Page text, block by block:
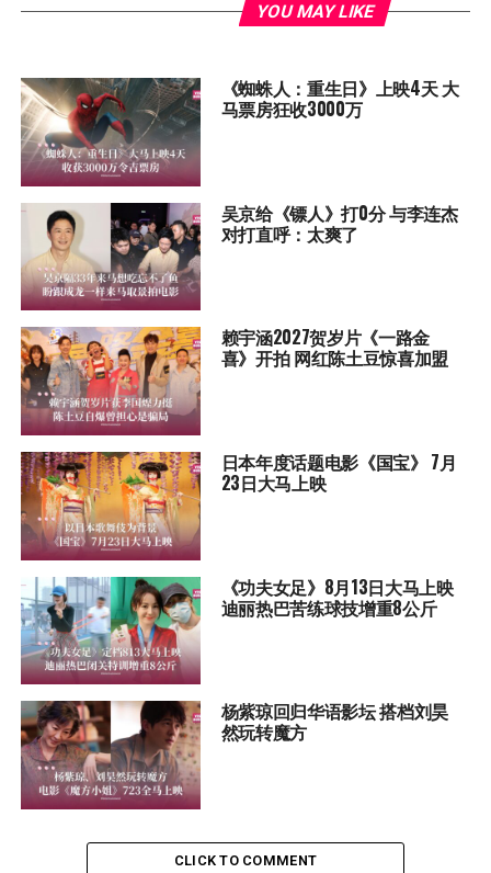
YOU MAY LIKE
《蜘蛛人：重生日》上映4天 大
马票房狂收3000万
吴京给《镖人》打0分 与李连杰
对打直呼：太爽了
赖宇涵2027贺岁片《一路金
喜》开拍 网红陈土豆惊喜加盟
日本年度话题电影《国宝》 7月
23日大马上映
《功夫女足》8月13日大马上映
迪丽热巴苦练球技增重8公斤
杨紫琼回归华语影坛 搭档刘昊
然玩转魔方
CLICK TO COMMENT